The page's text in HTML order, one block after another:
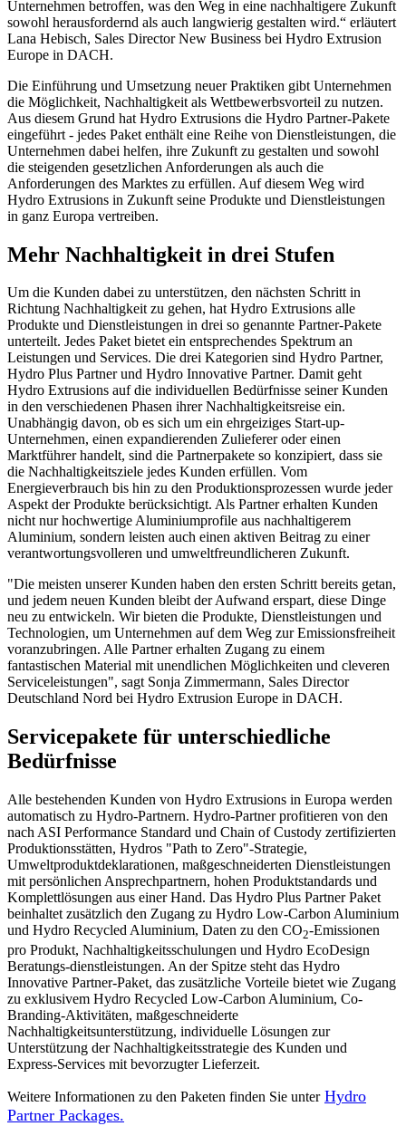
Unternehmen betroffen, was den Weg in eine nachhaltigere Zukunft
sowohl herausfordernd als auch langwierig gestalten wird.“ erläutert
Lana Hebisch, Sales Director New Business bei Hydro Extrusion
Europe in DACH.
Die Einführung und Umsetzung neuer Praktiken gibt Unternehmen
die Möglichkeit, Nachhaltigkeit als Wettbewerbsvorteil zu nutzen.
Aus diesem Grund hat Hydro Extrusions die Hydro Partner-Pakete
eingeführt - jedes Paket enthält eine Reihe von Dienstleistungen, die
Unternehmen dabei helfen, ihre Zukunft zu gestalten und sowohl
die steigenden gesetzlichen Anforderungen als auch die
Anforderungen des Marktes zu erfüllen. Auf diesem Weg wird
Hydro Extrusions in Zukunft seine Produkte und Dienstleistungen
in ganz Europa vertreiben.
Mehr Nachhaltigkeit in drei Stufen
Um die Kunden dabei zu unterstützen, den nächsten Schritt in
Richtung Nachhaltigkeit zu gehen, hat Hydro Extrusions alle
Produkte und Dienstleistungen in drei so genannte Partner-Pakete
unterteilt. Jedes Paket bietet ein entsprechendes Spektrum an
Leistungen und Services. Die drei Kategorien sind Hydro Partner,
Hydro Plus Partner und Hydro Innovative Partner. Damit geht
Hydro Extrusions auf die individuellen Bedürfnisse seiner Kunden
in den verschiedenen Phasen ihrer Nachhaltigkeitsreise ein.
Unabhängig davon, ob es sich um ein ehrgeiziges Start-up-
Unternehmen, einen expandierenden Zulieferer oder einen
Marktführer handelt, sind die Partnerpakete so konzipiert, dass sie
die Nachhaltigkeitsziele jedes Kunden erfüllen. Vom
Energieverbrauch bis hin zu den Produktionsprozessen wurde jeder
Aspekt der Produkte berücksichtigt. Als Partner erhalten Kunden
nicht nur hochwertige Aluminiumprofile aus nachhaltigerem
Aluminium, sondern leisten auch einen aktiven Beitrag zu einer
verantwortungsvolleren und umweltfreundlicheren Zukunft.
"Die meisten unserer Kunden haben den ersten Schritt bereits getan,
und jedem neuen Kunden bleibt der Aufwand erspart, diese Dinge
neu zu entwickeln. Wir bieten die Produkte, Dienstleistungen und
Technologien, um Unternehmen auf dem Weg zur Emissionsfreiheit
voranzubringen. Alle Partner erhalten Zugang zu einem
fantastischen Material mit unendlichen Möglichkeiten und cleveren
Serviceleistungen", sagt Sonja Zimmermann, Sales Director
Deutschland Nord bei Hydro Extrusion Europe in DACH.
Servicepakete für unterschiedliche
Bedürfnisse
Alle bestehenden Kunden von Hydro Extrusions in Europa werden
automatisch zu Hydro-Partnern. Hydro-Partner profitieren von den
nach ASI Performance Standard und Chain of Custody zertifizierten
Produktionsstätten, Hydros "Path to Zero"-Strategie,
Umweltproduktdeklarationen, maßgeschneiderten Dienstleistungen
mit persönlichen Ansprechpartnern, hohen Produktstandards und
Komplettlösungen aus einer Hand. Das Hydro Plus Partner Paket
beinhaltet zusätzlich den Zugang zu Hydro Low-Carbon Aluminium
und Hydro Recycled Aluminium, Daten zu den CO2-Emissionen
pro Produkt, Nachhaltigkeitsschulungen und Hydro EcoDesign
Beratungs-dienstleistungen. An der Spitze steht das Hydro
Innovative Partner-Paket, das zusätzliche Vorteile bietet wie Zugang
zu exklusivem Hydro Recycled Low-Carbon Aluminium, Co-
Branding-Aktivitäten, maßgeschneiderte
Nachhaltigkeitsunterstützung, individuelle Lösungen zur
Unterstützung der Nachhaltigkeitsstrategie des Kunden und
Express-Services mit bevorzugter Lieferzeit.
Weitere Informationen zu den Paketen finden Sie unter Hydro
Partner Packages.